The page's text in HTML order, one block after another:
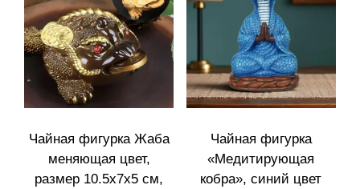
Чайная фигурка Жаба
меняющая цвет,
размер 10.5x7x5 см,
Чайная фигурка
«Медитирующая
кобра», синий цвет